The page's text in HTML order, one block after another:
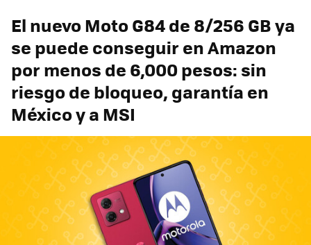
El nuevo Moto G84 de 8/256 GB ya
se puede conseguir en Amazon
por menos de 6,000 pesos: sin
riesgo de bloqueo, garantía en
México y a MSI